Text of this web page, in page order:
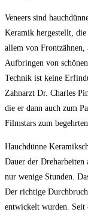
Veneers sind
Keramik hergestellt,
allem von Frontzähnen,
Aufbringen von
Technik ist keine
Zahnarzt Dr. Charles
die er dann auch zum
Filmstars zum
Hauchdünne
Dauer der Dreharbeiten
nur wenige Stunden.
Der richtige
entwickelt wurden. Seit